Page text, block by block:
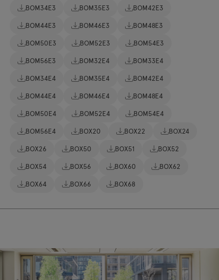
BOM34E3
BOM35E3
BOM42E3
BOM44E3
BOM46E3
BOM48E3
BOM50E3
BOM52E3
BOM54E3
BOM56E3
BOM32E4
BOM33E4
BOM34E4
BOM35E4
BOM42E4
BOM44E4
BOM46E4
BOM48E4
BOM50E4
BOM52E4
BOM54E4
BOM56E4
BOX20 BOX22
BOX24
BOX26
BOX50 BOX51
BOX52
BOX54
BOX56 BOX60
BOX62
BOX64
BOX66 BOX68